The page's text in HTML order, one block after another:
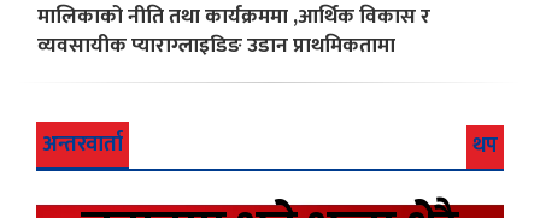
मालिकाको नीति तथा कार्यक्रममा ,आर्थिक विकास र
व्यवसायीक प्याराग्लाइडिङ उडान प्राथमिकतामा
अन्तरवार्ता थप